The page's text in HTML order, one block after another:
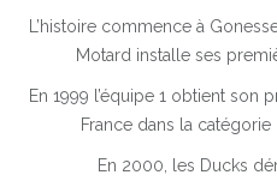
SUIVRE NOS ÉQUIPES
PROGRAMMES
L’histoire commence à
Motard installe ses
En 1999 l’équipe 1 obtient
France dans la catégorie
En 2000, les Ducks